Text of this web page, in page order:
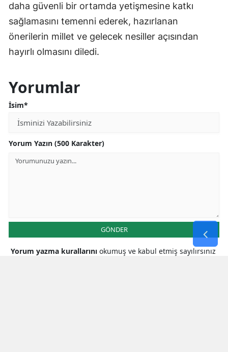
daha güvenli bir ortamda yetişmesine katkı
sağlamasını temenni ederek, hazırlanan
önerilerin millet ve gelecek nesiller açısından
hayırlı olmasını diledi.
Yorumlar
İsim*
Yorum Yazın (500 Karakter)
GÖNDER
Yorum yazma kurallarını okumuş ve kabul etmiş sayılırsınız